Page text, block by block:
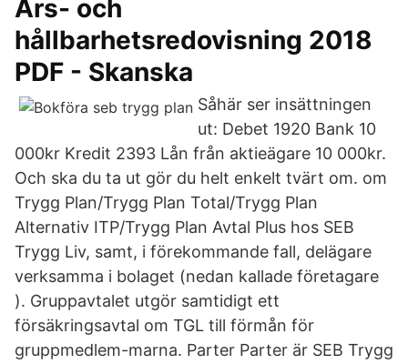
Års- och
hållbarhetsredovisning 2018
PDF - Skanska
Såhär ser insättningen
ut: Debet 1920 Bank 10
000kr Kredit 2393 Lån från aktieägare 10 000kr.
Och ska du ta ut gör du helt enkelt tvärt om. om
Trygg Plan/Trygg Plan Total/Trygg Plan
Alternativ ITP/Trygg Plan Avtal Plus hos SEB
Trygg Liv, samt, i förekommande fall, delägare
verksamma i bolaget (nedan kallade företagare
). Gruppavtalet utgör samtidigt ett
försäkringsavtal om TGL till förmån för
gruppmedlem-marna. Parter Parter är SEB Trygg